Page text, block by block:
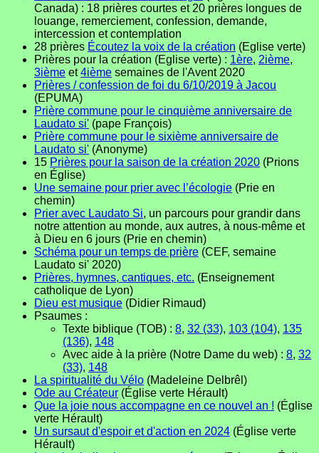
Canada) : 18 prières courtes et 20 prières longues de
louange, remerciement, confession, demande,
intercession et contemplation
28 prières Écoutez la voix de la création (Eglise verte)
Prières pour la création (Eglise verte) : 1ère, 2ième,
3ième et4ième semaines de l'Avent 2020
Prières / confession de foi du 6/10/2019 à Jacou
(EPUMA)
Prière commune pour le cinquième anniversaire de
Laudato si' (pape François)
Prière commune pour le sixième anniversaire de
Laudato si' (Anonyme)
15 Prières pour la saison de la création 2020 (Prions
en Église)
Une semaine pour prier avec l’écologie (Prie en
chemin)
Prier avec Laudato Si, un parcours pour grandir dans
notre attention au monde, aux autres, à nous-même et
à Dieu en 6 jours (Prie en chemin)
Schéma pour un temps de prière (CEF, semaine
Laudato si' 2020)
Prières, hymnes, cantiques, etc. (Enseignement
catholique de Lyon)
Dieu est musique (Didier Rimaud)
Psaumes :
Texte biblique (TOB) : 8, 32 (33), 103 (104), 135
(136), 148
Avec aide à la prière (Notre Dame du web) : 8, 32
(33), 148
La spiritualité du Vélo (Madeleine Delbrêl)
Ode au Créateur (Église verte Hérault)
Que la joie nous accompagne en ce nouvel an ! (Église
verte Hérault)
Un sursaut d'espoir et d'action en 2024 (Église verte
Hérault)